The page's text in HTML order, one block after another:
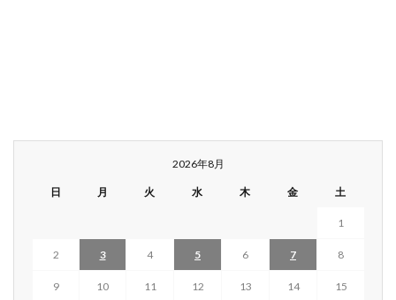
2026年8月
日 月 火 水 木 金 土
1
2 3 4 5 6 7 8
9 10 11 12 13 14 15